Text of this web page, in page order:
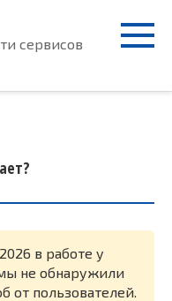
сервисов
в работе у
не обнаружили
от пользователей.